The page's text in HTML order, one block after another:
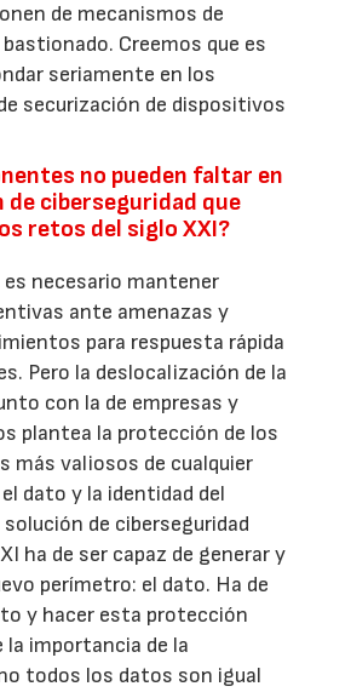
de mecanismos de
Creemos que es
seriamente en los
securización de dispositivos
no pueden faltar en
de ciberseguridad que
retos del siglo XXI?
es necesario mantener
ante amenazas y
para respuesta rápida
Pero la deslocalización de la
con la de empresas y
plantea la protección de los
más valiosos de cualquier
dato y la identidad del
de ciberseguridad
ha de ser capaz de generar y
perímetro: el dato. Ha de
y hacer esta protección
importancia de la
todos los datos son igual